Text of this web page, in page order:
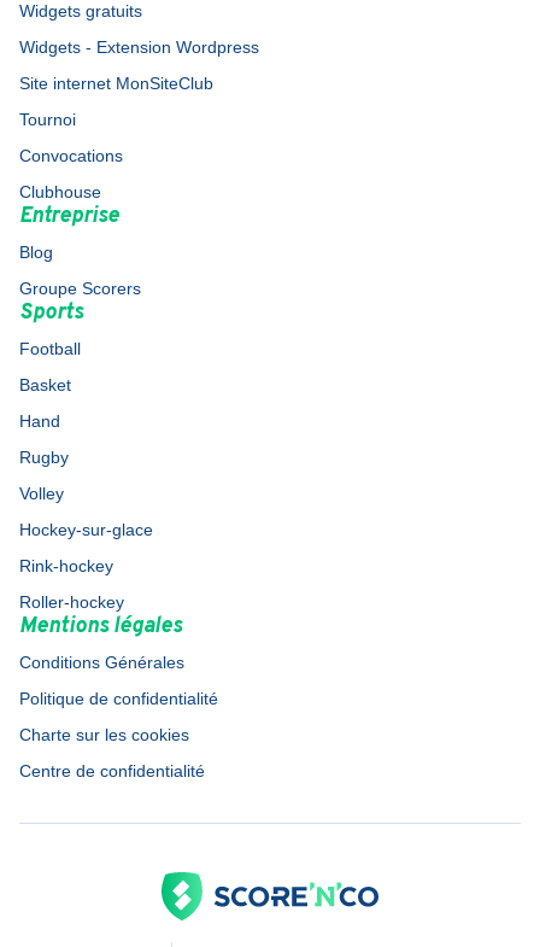
Widgets gratuits
Widgets - Extension Wordpress
Site internet MonSiteClub
Tournoi
Convocations
Clubhouse
Entreprise
Blog
Groupe Scorers
Sports
Football
Basket
Hand
Rugby
Volley
Hockey-sur-glace
Rink-hockey
Roller-hockey
Mentions légales
Conditions Générales
Politique de confidentialité
Charte sur les cookies
Centre de confidentialité